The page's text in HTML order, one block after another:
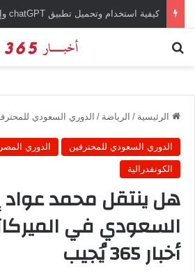
الرئيسية / الرياضة / الدوري السعودي
الدوري السعودي للمحترفين الدوري
الكونفدرالية
هل ينتقل محمد عواد
السعودي في
أخبار 365 يُجيب